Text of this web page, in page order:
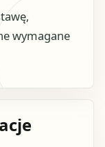
wymagane